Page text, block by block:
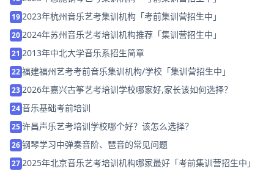
19 2023年杭州音乐艺考集训机构「考前集训营招生中」
20 2024年苏州音乐艺考培训机构推荐「集训营招生中」
21 2013年中北大学音乐系招生简章
22福建福州艺考考前音乐集训机构/学校「集训营招生中」
23 2026年嘉兴古筝艺考培训学校哪家好,家长该如何选择？
24音乐基础考前培训
25许昌声乐艺考培训学校哪个好？该怎么选择？
26钢琴学习中弹奏音阶、琶音的常见问题
27 2025年北京音乐艺考培训机构哪家最好「考前集训营招生中」